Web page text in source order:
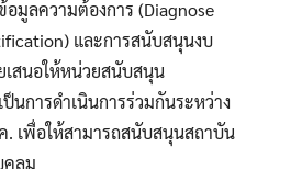
อมูลความต้องการ (Diagnose
และการสนับสนุนงบ
เสนอให้หน่วยสนับสนุน
นการดำเนินการร่วมกันระหว่าง
เพื่อให้สามารถสนับสนุนสถาบัน
คลุม